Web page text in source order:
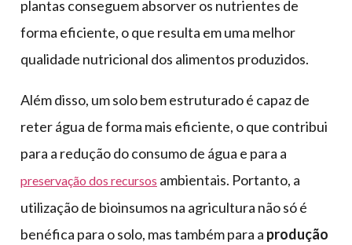
plantas conseguem absorver os nutrientes de
forma eficiente, o que resulta em uma melhor
qualidade nutricional dos alimentos produzidos.
Além disso, um solo bem estruturado é capaz de
reter água de forma mais eficiente, o que contribui
para a redução do consumo de água e para a
preservação dos recursos ambientais. Portanto, a
utilização de bioinsumos na agricultura não só é
benéfica para o solo, mas também para a produção